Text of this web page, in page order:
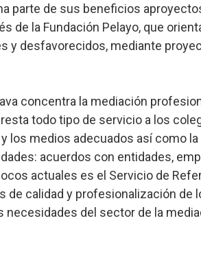
parte de sus beneficios
de la Fundación Pelayo, que
y desfavorecidos, mediante
concentra la mediación
todo tipo de servicio a los
los medios adecuados así como
acuerdos con entidades,
actuales es el Servicio de
calidad y profesionalización de
del sector de la